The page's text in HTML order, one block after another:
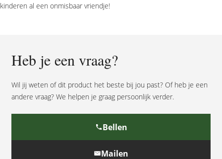
kinderen al een onmisbaar vriendje!
Heb je een vraag?
Wil jij weten of dit product het beste bij jou past? Of heb je een
andere vraag? We helpen je graag persoonlijk verder.
Bellen
Mailen